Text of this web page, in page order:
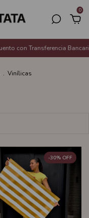
0
con Transferencia
. Vinílicas
-30% OFF